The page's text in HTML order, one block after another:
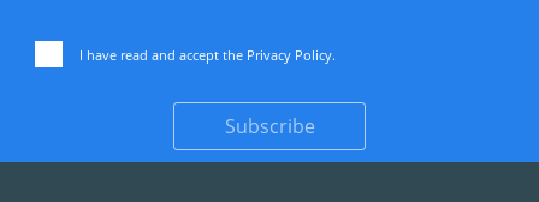
I have read and accept the Privacy Policy.
Subscribe